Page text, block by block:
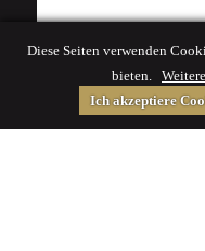
Diese Seiten verwenden
bieten.
Ich akzeptiere